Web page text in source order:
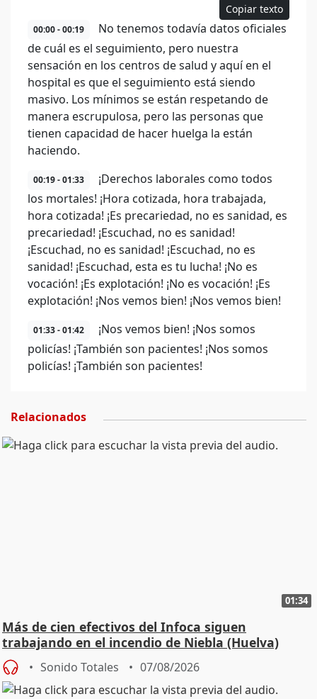
Copiar texto
00:00 - 00:19
No tenemos todavía datos oficiales
de cuál es el seguimiento, pero nuestra
sensación en los centros de salud y aquí en el
hospital es que el seguimiento está siendo
masivo. Los mínimos se están respetando de
manera escrupulosa, pero las personas que
tienen capacidad de hacer huelga la están
haciendo.
00:19 - 01:33
¡Derechos laborales como todos
los mortales! ¡Hora cotizada, hora trabajada,
hora cotizada! ¡Es precariedad, no es sanidad, es
precariedad! ¡Escuchad, no es sanidad!
¡Escuchad, no es sanidad! ¡Escuchad, no es
sanidad! ¡Escuchad, esta es tu lucha! ¡No es
vocación! ¡Es explotación! ¡No es vocación! ¡Es
explotación! ¡Nos vemos bien! ¡Nos vemos bien!
01:33 - 01:42
¡Nos vemos bien! ¡Nos somos
policías! ¡También son pacientes! ¡Nos somos
policías! ¡También son pacientes!
Relacionados
01:34
Más de cien efectivos del Infoca siguen
trabajando en el incendio de Niebla (Huelva)
Sonido Totales 07/08/2026